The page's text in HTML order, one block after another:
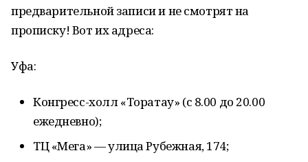
предварительной записи и не смотрят на
прописку! Вот их адреса:
Уфа:
Конгресс-холл «Торатау» (с 8.00 до 20.00
ежедневно);
ТЦ «Мега» — улица Рубежная, 174;